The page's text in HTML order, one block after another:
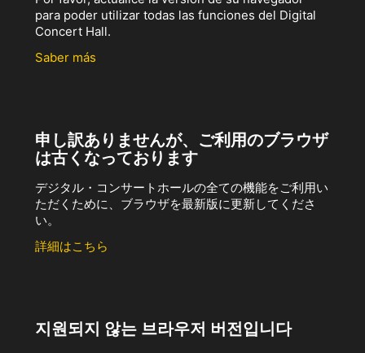
para poder utilizar todas las funciones del Digital
Concert Hall.
Saber más
申し訳ありませんが、ご利用のブラウザ
は古くなっております
デジタル・コンサートホールの全ての機能をご利用い
ただくために、ブラウザを最新版に更新してくださ
い。
詳細はこちら
지원되지 않는 브라우저 버전입니다